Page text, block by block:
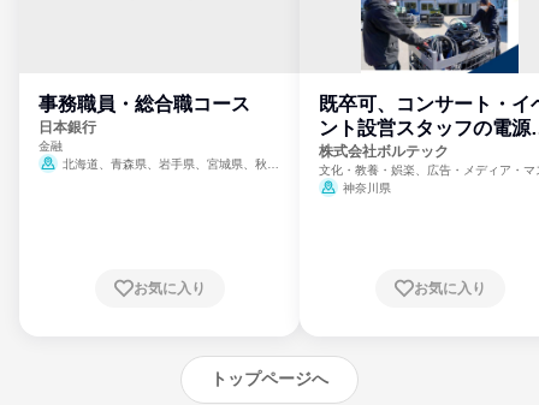
事務職員・総合職コース
日本銀行
金融
北海道、青森県、岩手県、宮城県、秋田
崎県、熊本県、大分県、宮崎県、鹿児島県、
お気に入り
既卒可、コンサート・イ
ント設営スタッフの電源
門
株式会社ボルテック
文化・教養・娯楽、広告・メディア・マ
ミ、電力・ガス・水道・エネルギー
神奈川県
お気に入り
トップページへ